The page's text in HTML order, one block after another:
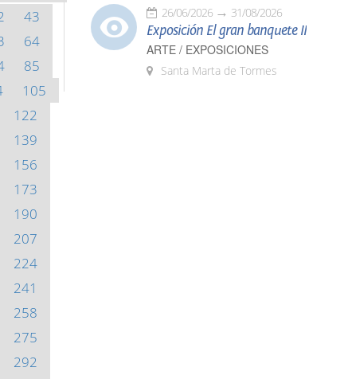
43
64
85
105
122
139
156
173
190
207
224
241
258
275
292
26/06/2026 31/08/2026
Exposición El gran banquete II
ARTE / EXPOSICIONES
Santa Marta de Tormes